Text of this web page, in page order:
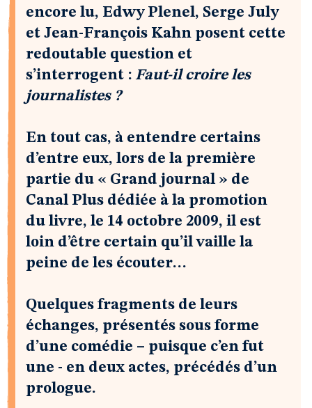
encore lu, Edwy Plenel, Serge July
et Jean-François Kahn posent cette
redoutable question et
s’interrogent : Faut-il croire les
journalistes ?
En tout cas, à entendre certains
d’entre eux, lors de la première
partie du « Grand journal » de
Canal Plus dédiée à la promotion
du livre, le 14 octobre 2009, il est
loin d’être certain qu’il vaille la
peine de les écouter…
Quelques fragments de leurs
échanges, présentés sous forme
d’une comédie – puisque c’en fut
une - en deux actes, précédés d’un
prologue.